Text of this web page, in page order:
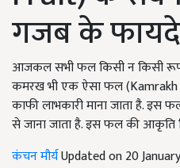
गजब के
आजकल सभी फल किसी न किसी रूप
कमरख भी एक ऐसा फल (Kamrakh
काफी लाभकारी माना जाता है. इस
से जाना जाता है. इस फल की आकृति
कंचन मौर्यUpdated on 20